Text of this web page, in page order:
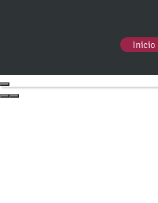
Inicio